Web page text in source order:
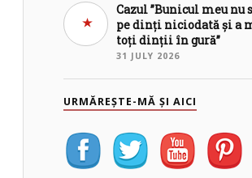
Cazul ”Bunicul meu nu
pe dinți niciodată și a
toți dinții în gură”
31 JULY 2026
URMĂREȘTE-MĂ ȘI AICI